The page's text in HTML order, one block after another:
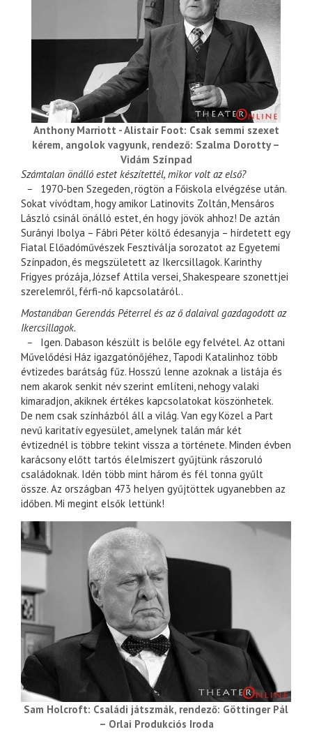
Anthony Marriott - Alistair Foot: Csak semmi szexet
kérem, angolok vagyunk, rendező: Szalma Dorotty –
Vidám Színpad
Számtalan önálló estet készítettél, mikor volt az első?
– 1970-ben Szegeden, rögtön a Főiskola elvégzése után.
Sokat vívódtam, hogy amikor Latinovits Zoltán, Mensáros
László csinál önálló estet, én hogy jövök ahhoz! De aztán
Surányi Ibolya – Fábri Péter költő édesanyja – hírdetett egy
Fiatal Előadóművészek Fesztiválja sorozatot az Egyetemi
Színpadon, és megszületett az Ikercsillagok. Karinthy
Frigyes prózája, József Attila versei, Shakespeare szonettjei
szerelemről, férfi-nő kapcsolatáról..
Mostanában Gerendás Péterrel és az ő dalaival gazdagodott az
Ikercsillagok.
– Igen. Dabason készült is belőle egy felvétel. Az ottani
Művelődési Ház igazgatónőjéhez, Tapodi Katalinhoz több
évtizedes barátság fűz. Hosszú lenne azoknak a listája és
nem akarok senkit név szerint említeni, nehogy valaki
kimaradjon, akiknek értékes kapcsolatokat köszönhetek.
De nem csak színházból áll a világ. Van egy Közel a Part
nevű karitatív egyesület, amelynek talán már két
évtizednél is többre tekint vissza a története. Minden évben
karácsony előtt tartós élelmiszert gyűjtünk rászoruló
családoknak. Idén több mint három és fél tonna gyűlt
össze. Az országban 473 helyen gyűjtöttek ugyanebben az
időben. Mi megint elsők lettünk!
Sam Holcroft: Családi játszmák, rendező: Göttinger Pál
– Orlai Produkciós Iroda